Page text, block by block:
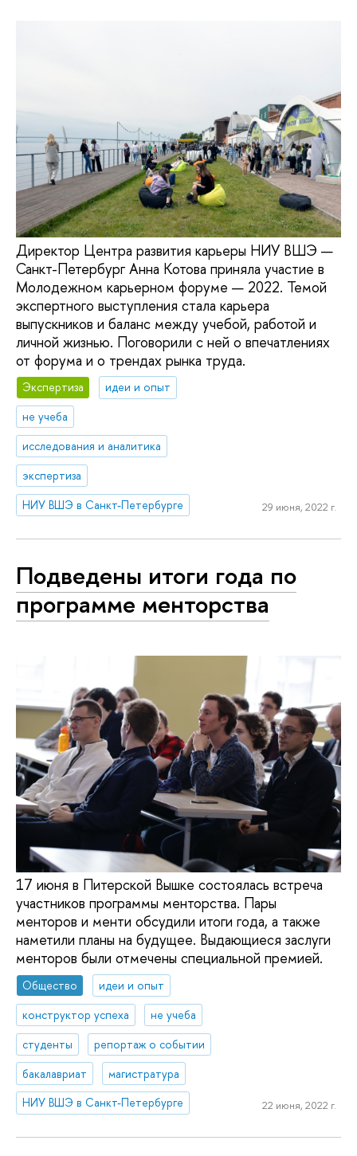
Директор Центра развития карьеры НИУ ВШЭ —
Санкт-Петербург Анна Котова приняла участие в
Молодежном карьерном форуме — 2022. Темой
экспертного выступления стала карьера
выпускников и баланс между учебой, работой и
личной жизнью. Поговорили с ней о впечатлениях
от форума и о трендах рынка труда.
Экспертиза
идеи и опыт
не учеба
исследования и аналитика
экспертиза
НИУ ВШЭ в Санкт-Петербурге
29 июня, 2022 г.
Подведены итоги года по
программе менторства
17 июня в Питерской Вышке состоялась встреча
участников программы менторства. Пары
менторов и менти обсудили итоги года, а также
наметили планы на будущее. Выдающиеся заслуги
менторов были отмечены специальной премией.
Общество
идеи и опыт
конструктор успеха
не учеба
студенты
репортаж о событии
бакалавриат
магистратура
НИУ ВШЭ в Санкт-Петербурге
22 июня, 2022 г.